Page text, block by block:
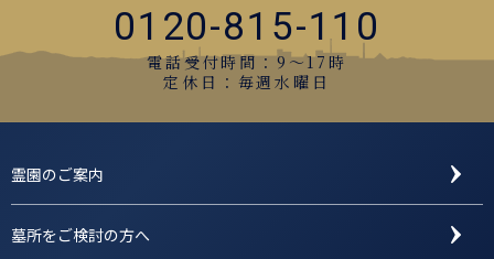
0120-815-110
電話受付時間：9〜17時
定休日：毎週水曜日
霊園のご案内
墓所をご検討の方へ